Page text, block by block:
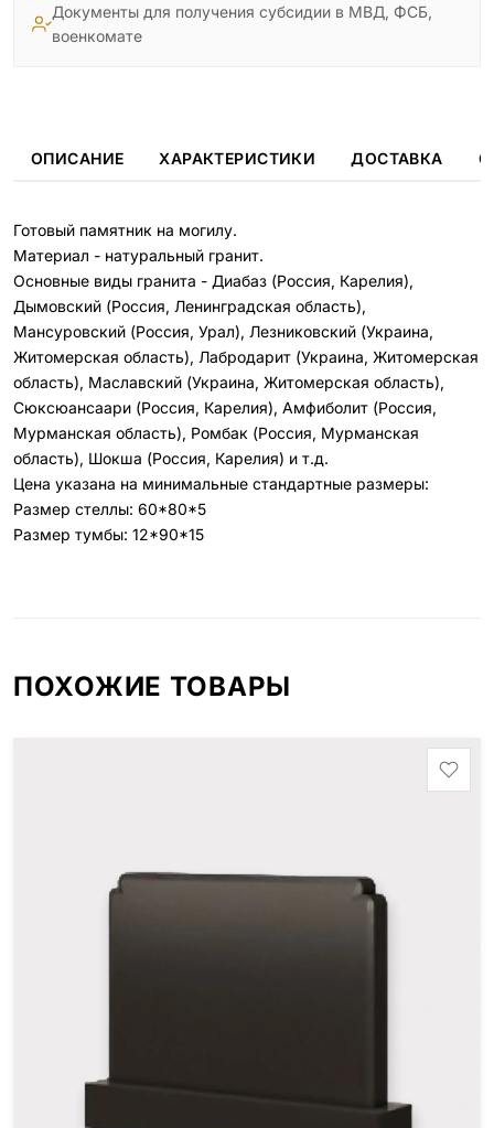
Документы для получения субсидии в МВД, ФСБ,
военкомате
ОПИСАНИЕ ХАРАКТЕРИСТИКИ ДОСТАВКА
Готовый памятник на могилу.
Материал - натуральный гранит.
Основные виды гранита - Диабаз (Россия, Карелия),
Дымовский (Россия, Ленинградская область),
Мансуровский (Россия, Урал), Лезниковский (Украина,
Житомерская область), Лабродарит (Украина, Житомерская
область), Маславский (Украина, Житомерская область),
Сюксюансаари (Россия, Карелия), Амфиболит (Россия,
Мурманская область), Ромбак (Россия, Мурманская
область), Шокша (Россия, Карелия) и т.д.
Цена указана на минимальные стандартные размеры:
Размер стеллы: 60*80*5
Размер тумбы: 12*90*15
ПОХОЖИЕ ТОВАРЫ